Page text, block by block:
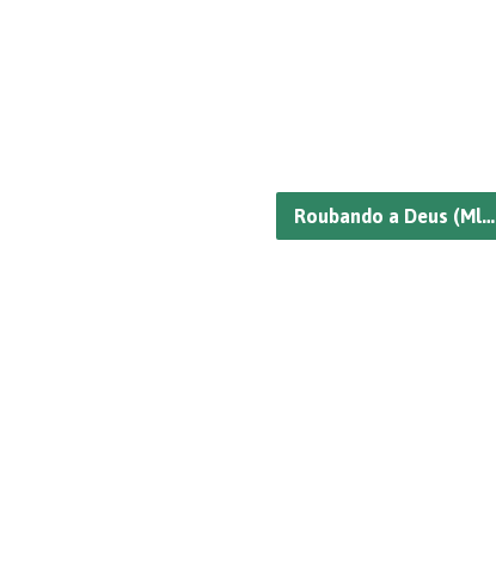
Roubando a Deus (Ml…